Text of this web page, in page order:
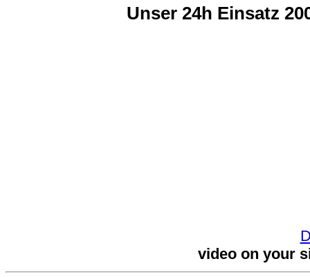
Unser 24h Einsatz
video on your